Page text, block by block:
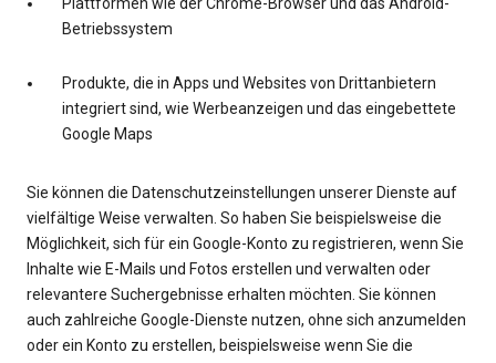
Plattformen wie der Chrome-Browser und das Android-
Betriebssystem
Produkte, die in Apps und Websites von Drittanbietern
integriert sind, wie Werbeanzeigen und das eingebettete
Google Maps
Sie können die Datenschutzeinstellungen unserer Dienste auf
vielfältige Weise verwalten. So haben Sie beispielsweise die
Möglichkeit, sich für ein Google-Konto zu registrieren, wenn Sie
Inhalte wie E-Mails und Fotos erstellen und verwalten oder
relevantere Suchergebnisse erhalten möchten. Sie können
auch zahlreiche Google-Dienste nutzen, ohne sich anzumelden
oder ein Konto zu erstellen, beispielsweise wenn Sie die